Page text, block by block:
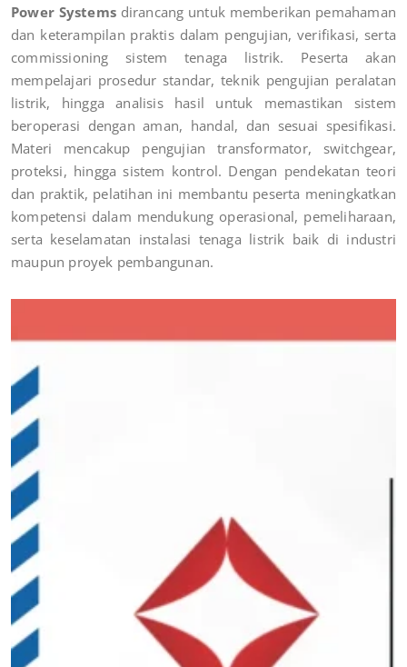
Power Systems dirancang untuk memberikan pemahaman
dan keterampilan praktis dalam pengujian, verifikasi, serta
commissioning sistem tenaga listrik. Peserta akan
mempelajari prosedur standar, teknik pengujian peralatan
listrik, hingga analisis hasil untuk memastikan sistem
beroperasi dengan aman, handal, dan sesuai spesifikasi.
Materi mencakup pengujian transformator, switchgear,
proteksi, hingga sistem kontrol. Dengan pendekatan teori
dan praktik, pelatihan ini membantu peserta meningkatkan
kompetensi dalam mendukung operasional, pemeliharaan,
serta keselamatan instalasi tenaga listrik baik di industri
maupun proyek pembangunan.